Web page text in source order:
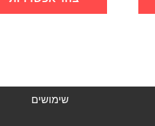
שימושים